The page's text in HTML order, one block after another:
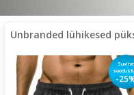
Unbranded lühikesed
Suvine
-